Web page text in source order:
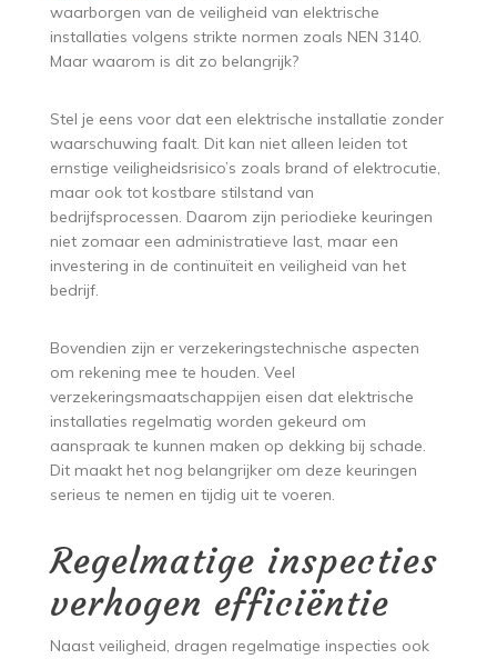
waarborgen van de veiligheid van elektrische
installaties volgens strikte normen zoals NEN 3140.
Maar waarom is dit zo belangrijk?
Stel je eens voor dat een elektrische installatie zonder
waarschuwing faalt. Dit kan niet alleen leiden tot
ernstige veiligheidsrisico’s zoals brand of elektrocutie,
maar ook tot kostbare stilstand van
bedrijfsprocessen. Daarom zijn periodieke keuringen
niet zomaar een administratieve last, maar een
investering in de continuïteit en veiligheid van het
bedrijf.
Bovendien zijn er verzekeringstechnische aspecten
om rekening mee te houden. Veel
verzekeringsmaatschappijen eisen dat elektrische
installaties regelmatig worden gekeurd om
aanspraak te kunnen maken op dekking bij schade.
Dit maakt het nog belangrijker om deze keuringen
serieus te nemen en tijdig uit te voeren.
Regelmatige inspecties
verhogen efficiëntie
Naast veiligheid, dragen regelmatige inspecties ook